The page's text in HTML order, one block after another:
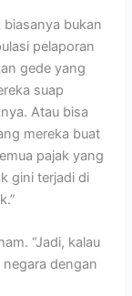
biasanya bukan
pelaporan
gede yang
suap
Atau bisa
mereka buat
pajak yang
gini terjadi di
“Jadi, kalau
dengan